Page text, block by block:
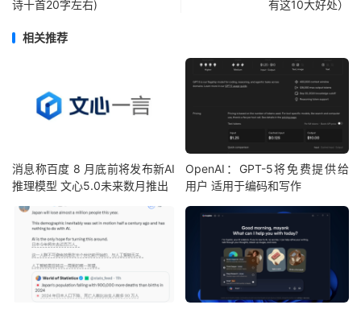
诗十首20字左右)
有这10大好处）
相关推荐
消息称百度 8 月底前将发布新AI
推理模型 文心5.0未来数月推出
OpenAI：GPT-5将免费提供给
用户 适用于编码和写作